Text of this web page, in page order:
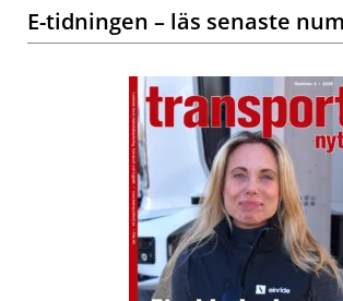
E-tidningen – läs senaste